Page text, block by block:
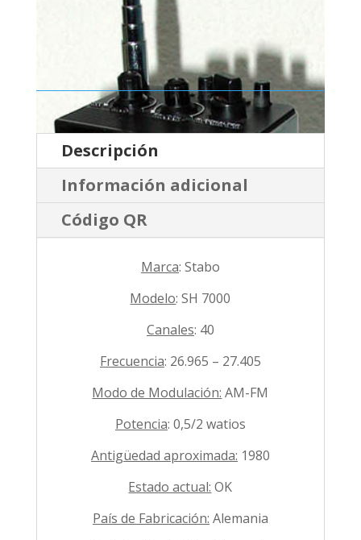
Descripción
Información adicional
Código QR
Marca: Stabo
Modelo: SH 7000
Canales: 40
Frecuencia: 26.965 – 27.405
Modo de Modulación: AM-FM
Potencia: 0,5/2 watios
Antigüedad aproximada: 1980
Estado actual: OK
País de Fabricación: Alemania